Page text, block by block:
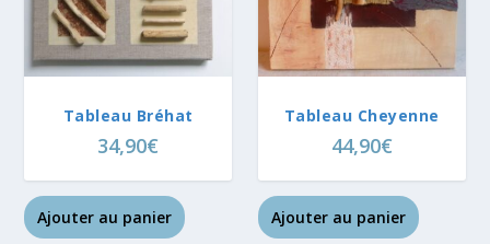
Tableau Bréhat
34,90€
Ajouter au panier
Tableau Cheyenne
44,90€
Ajouter au panier